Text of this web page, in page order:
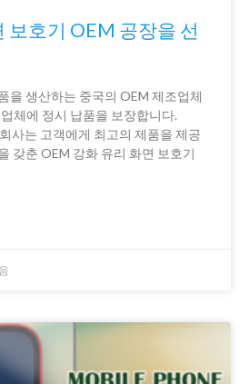
보호기 OEM 공장을 선
을 생산하는 중국의 OEM 제조업체
체에 정시 납품을 보장합니다.
사는 고객에게 최고의 제품을 제공
갖춘 OEM 강화 유리 화면 보호기